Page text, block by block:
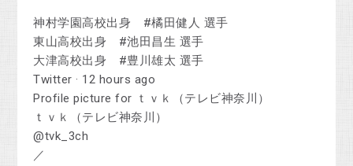
神村学園高校出身 #橘田健人 選手
東山高校出身 #池田昌生 選手
大津高校出身 #豊川雄太 選手
Twitter · 12 hours ago
Profile picture for ｔｖｋ（テレビ神奈川）
ｔｖｋ（テレビ神奈川）
@tvk_3ch
／